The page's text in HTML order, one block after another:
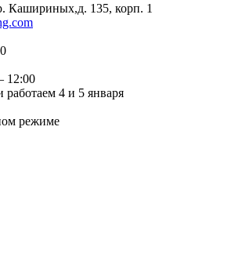
Кашириных,д. 135, корп. 1
12:00
4 и 5 января
режиме